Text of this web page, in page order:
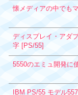
懐メディアの中でも
ディスプレイ・アダ
字 [PS/55]
5550のエミュ開発に
IBM PS/55 モデル